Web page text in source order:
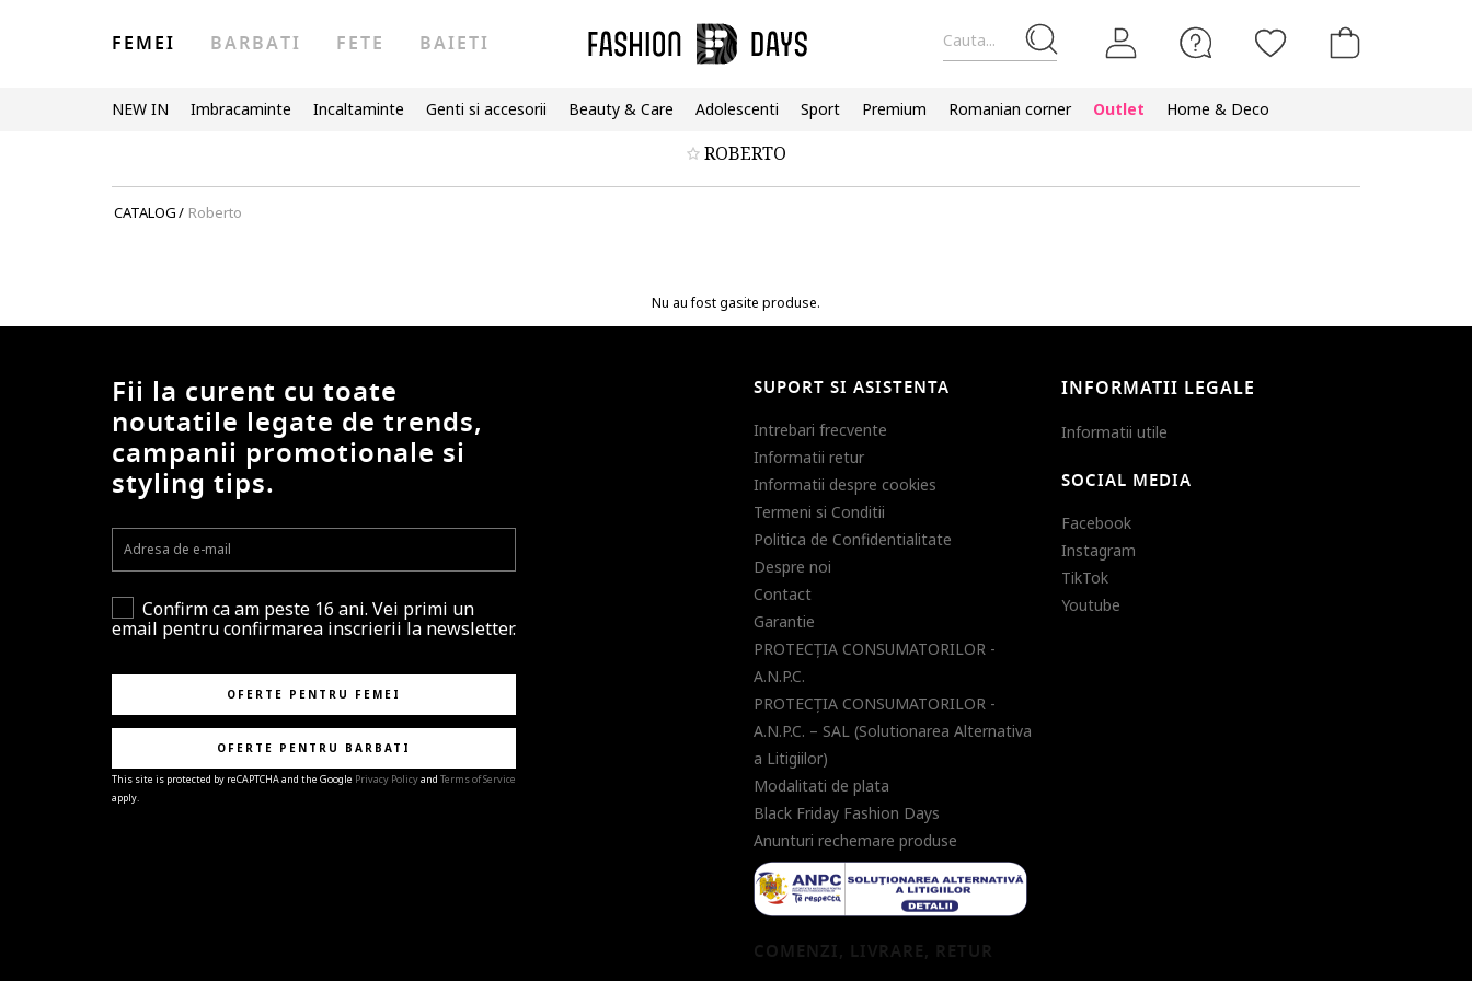
Cauta...
FEMEI BARBATI FETE BAIETI
NEW IN Imbracaminte Incaltaminte Genti si accesorii Beauty & Care Adolescenti Sport Premium Romanian corner Outlet Home & Deco
ROBERTO
CATALOG/ Roberto
Nu au fost gasite produse.
Fii la curent cu toate
noutatile legate de trends,
campanii promotionale si
styling tips.
Confirm ca am peste 16 ani. Vei primi un
email pentru confirmarea inscrierii la newsletter.
OFERTE PENTRU FEMEI
OFERTE PENTRU BARBATI
This site is protected by reCAPTCHA and the Google Privacy Policyand Terms of Service
apply.
SUPORT SI ASISTENTA
Intrebari frecvente
Informatii retur
Informatii despre cookies
Termeni si Conditii
Politica de Confidentialitate
Despre noi
Contact
Garantie
PROTECŢIA CONSUMATORILOR -
A.N.P.C.
PROTECŢIA CONSUMATORILOR -
A.N.P.C. – SAL (Solutionarea Alternativa
a Litigiilor)
Modalitati de plata
Black Friday Fashion Days
Anunturi rechemare produse
COMENZI, LIVRARE, RETUR
INFORMATII LEGALE
Informatii utile
SOCIAL MEDIA
Facebook
Instagram
TikTok
Youtube